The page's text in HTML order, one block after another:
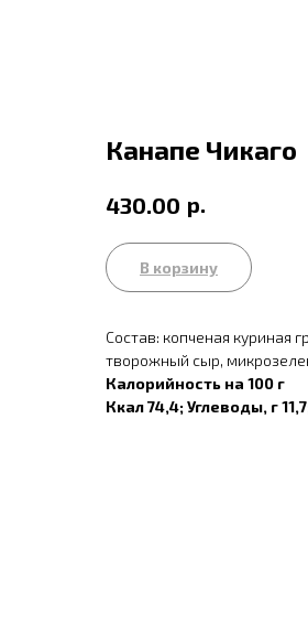
Канапе Чикаго
430.00 р.
В корзину
Состав: копченая куриная
творожный сыр,
Калорийность на 100 г
Ккал 74,4; Углеводы, г